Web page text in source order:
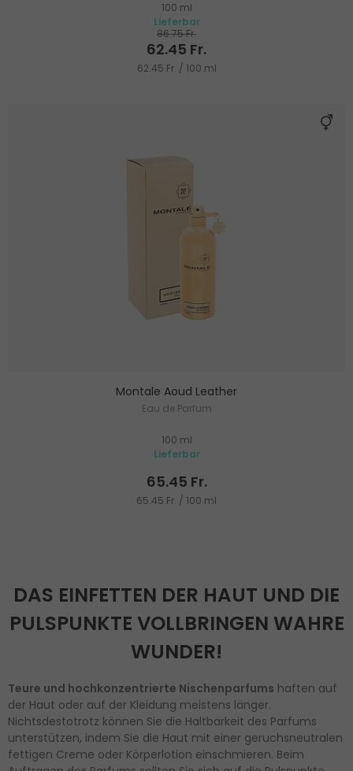
100 ml
Lieferbar
86.75 Fr.
62.45 Fr.
62.45 Fr. / 100 ml
Montale Aoud Leather
Eau de Parfum
100 ml
Lieferbar
65.45 Fr.
65.45 Fr. / 100 ml
DAS EINFETTEN DER HAUT UND DIE
PULSPUNKTE VOLLBRINGEN WAHRE
WUNDER!
Teure und hochkonzentrierte Nischenparfums haften auf
der Haut oder auf der Kleidung meistens länger.
Nichtsdestotrotz können Sie die Haltbarkeit des Parfums
unterstützen, indem Sie die Haut mit einer geruchsneutralen
fettigen Creme oder Körperlotion einschmieren. Beim